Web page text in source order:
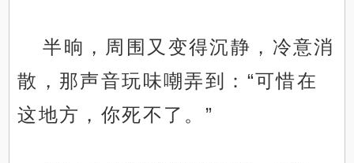
半晌，周围又变得沉静，冷意消
散，那声音玩味嘲弄到：“可惜在
这地方，你死不了。”